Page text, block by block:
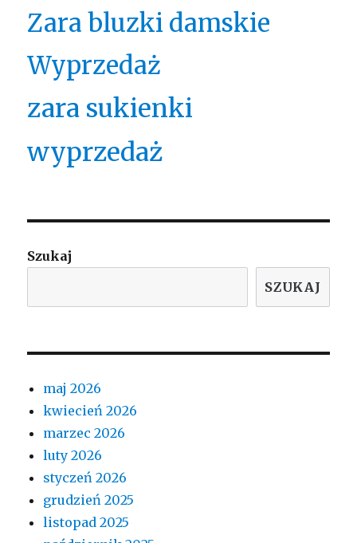
Zara bluzki damskie
Wyprzedaż
zara sukienki
wyprzedaż
Szukaj
SZUKAJ
maj 2026
kwiecień 2026
marzec 2026
luty 2026
styczeń 2026
grudzień 2025
listopad 2025